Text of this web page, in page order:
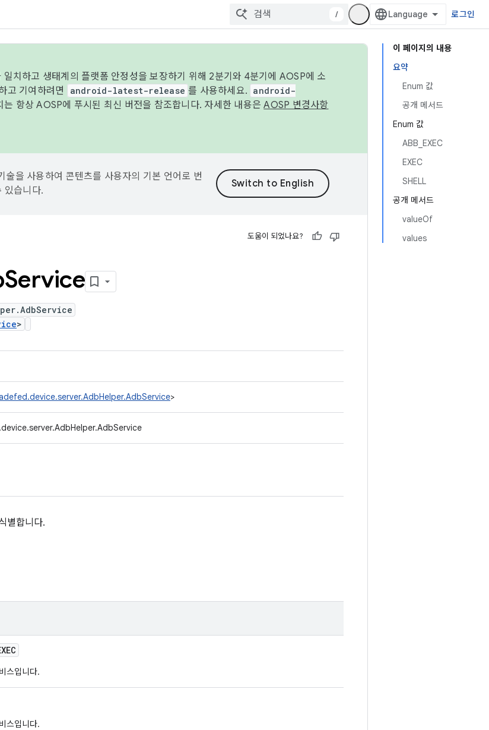
/ 로그인
이 페이지의 내용
요약
Enum 값
공개 메서드
Enum 값
ABB_EXEC
EXEC
SHELL
공개 메서드
valueOf
values
치하고 생태계의 플랫폼 안정성을 보장하기 위해 2분기와 4분기에 AOSP에 소
고 기여하려면
android-latest-release 를 사용하세요. android-
는 항상 AOSP에 푸시된 최신 버전을 참조합니다. 자세한 내용은AOSP 변경사항
을 사용하여 콘텐츠를 사용자의 기본 언어로 번
있습니다.
도움이 되었나요?
Service
>
>
별합니다.
스입니다.
스입니다.